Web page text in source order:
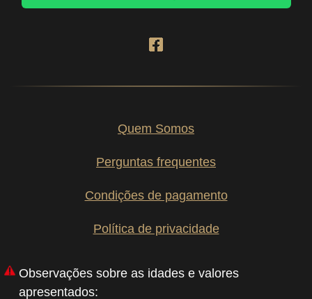
Quem Somos
Perguntas frequentes
Condições de pagamento
Política de privacidade
Observações sobre as idades e valores
apresentados: